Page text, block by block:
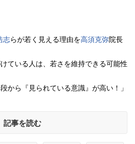
志らが若く見える理由を高須克弥院長
ている人は、若さを維持できる可能性
から『見られている意識』が高い！」
記事を読む